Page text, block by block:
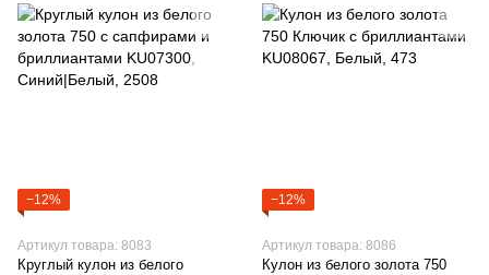
−12%
Артикул товара: 8083
Круглый кулон из белого
−12%
Артикул товара: 8086
Кулон из белого золота 750